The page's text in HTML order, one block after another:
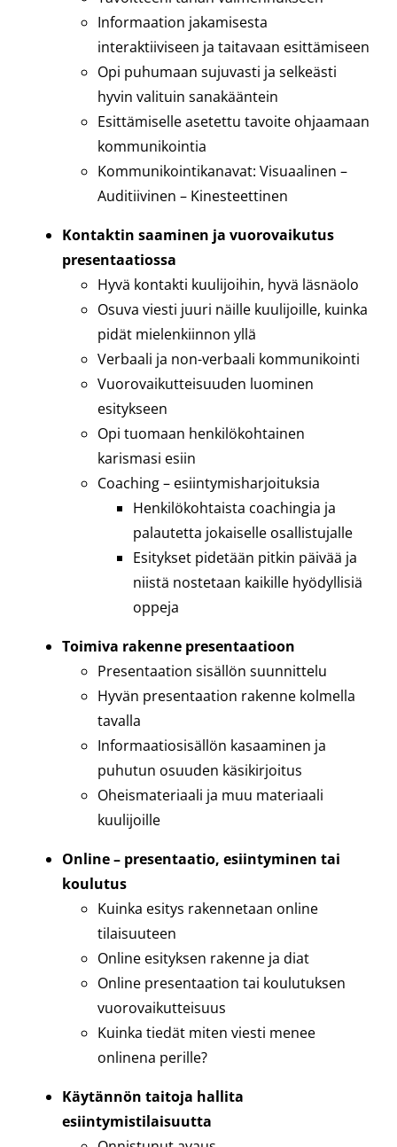
Informaation jakamisesta
interaktiiviseen ja taitavaan esittämiseen
Opi puhumaan sujuvasti ja selkeästi
hyvin valituin sanakääntein
Esittämiselle asetettu tavoite ohjaamaan
kommunikointia
Kommunikointikanavat: Visuaalinen –
Auditiivinen – Kinesteettinen
Kontaktin saaminen ja vuorovaikutus
presentaatiossa
Hyvä kontakti kuulijoihin, hyvä läsnäolo
Osuva viesti juuri näille kuulijoille, kuinka
pidät mielenkiinnon yllä
Verbaali ja non-verbaali kommunikointi
Vuorovaikutteisuuden luominen
esitykseen
Opi tuomaan henkilökohtainen
karismasi esiin
Coaching – esiintymisharjoituksia
Henkilökohtaista coachingia ja
palautetta jokaiselle osallistujalle
Esitykset pidetään pitkin päivää ja
niistä nostetaan kaikille hyödyllisiä
oppeja
Toimiva rakenne presentaatioon
Presentaation sisällön suunnittelu
Hyvän presentaation rakenne kolmella
tavalla
Informaatiosisällön kasaaminen ja
puhutun osuuden käsikirjoitus
Oheismateriaali ja muu materiaali
kuulijoille
Online – presentaatio, esiintyminen tai
koulutus
Kuinka esitys rakennetaan online
tilaisuuteen
Online esityksen rakenne ja diat
Online presentaation tai koulutuksen
vuorovaikutteisuus
Kuinka tiedät miten viesti menee
onlinena perille?
Käytännön taitoja hallita
esiintymistilaisuutta